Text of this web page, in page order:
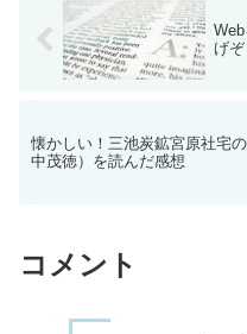
げ
懐かしい！三池炭鉱宮原社宅
中茂徳）を読んだ感想
コメント